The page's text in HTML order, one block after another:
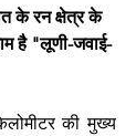
के रन क्षेत्र के
है "लूणी-जवाई-
की मुख्य